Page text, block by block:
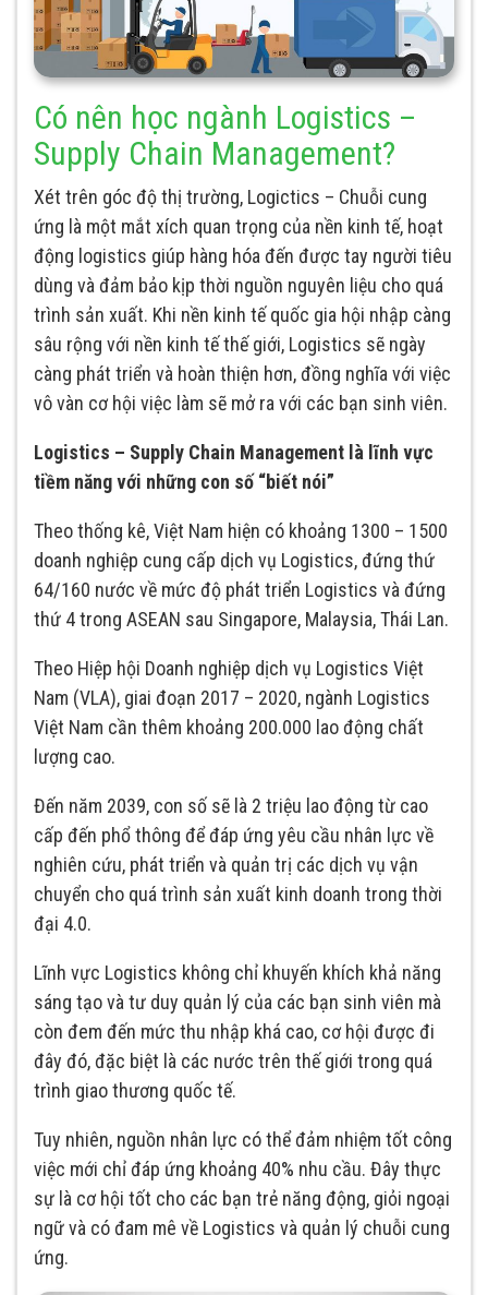
Có nên học ngành Logistics –
Supply Chain Management?
Xét trên góc độ thị trường, Logictics – Chuỗi cung
ứng là một mắt xích quan trọng của nền kinh tế, hoạt
động logistics giúp hàng hóa đến được tay người tiêu
dùng và đảm bảo kịp thời nguồn nguyên liệu cho quá
trình sản xuất. Khi nền kinh tế quốc gia hội nhập càng
sâu rộng với nền kinh tế thế giới, Logistics sẽ ngày
càng phát triển và hoàn thiện hơn, đồng nghĩa với việc
vô vàn cơ hội việc làm sẽ mở ra với các bạn sinh viên.
Logistics – Supply Chain Management là lĩnh vực
tiềm năng với những con số “biết nói”
Theo thống kê, Việt Nam hiện có khoảng 1300 – 1500
doanh nghiệp cung cấp dịch vụ Logistics, đứng thứ
64/160 nước về mức độ phát triển Logistics và đứng
thứ 4 trong ASEAN sau Singapore, Malaysia, Thái Lan.
Theo Hiệp hội Doanh nghiệp dịch vụ Logistics Việt
Nam (VLA), giai đoạn 2017 – 2020, ngành Logistics
Việt Nam cần thêm khoảng 200.000 lao động chất
lượng cao.
Đến năm 2039, con số sẽ là 2 triệu lao động từ cao
cấp đến phổ thông để đáp ứng yêu cầu nhân lực về
nghiên cứu, phát triển và quản trị các dịch vụ vận
chuyển cho quá trình sản xuất kinh doanh trong thời
đại 4.0.
Lĩnh vực Logistics không chỉ khuyến khích khả năng
sáng tạo và tư duy quản lý của các bạn sinh viên mà
còn đem đến mức thu nhập khá cao, cơ hội được đi
đây đó, đặc biệt là các nước trên thế giới trong quá
trình giao thương quốc tế.
Tuy nhiên, nguồn nhân lực có thể đảm nhiệm tốt công
việc mới chỉ đáp ứng khoảng 40% nhu cầu. Đây thực
sự là cơ hội tốt cho các bạn trẻ năng động, giỏi ngoại
ngữ và có đam mê về Logistics và quản lý chuỗi cung
ứng.